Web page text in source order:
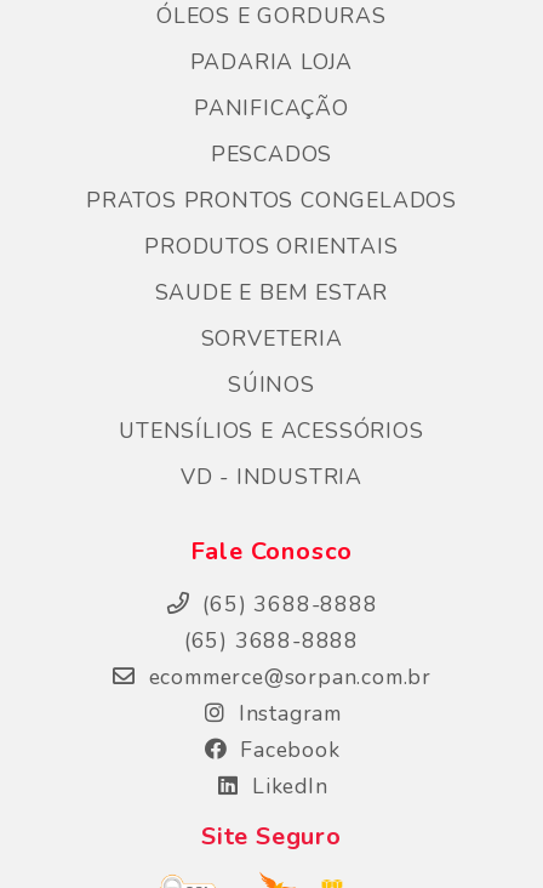
ÓLEOS E GORDURAS
PADARIA LOJA
PANIFICAÇÃO
PESCADOS
PRATOS PRONTOS CONGELADOS
PRODUTOS ORIENTAIS
SAUDE E BEM ESTAR
SORVETERIA
SÚINOS
UTENSÍLIOS E ACESSÓRIOS
VD - INDUSTRIA
Fale Conosco
(65) 3688-8888
(65) 3688-8888
ecommerce@sorpan.com.br
Instagram
Facebook
LikedIn
Site Seguro